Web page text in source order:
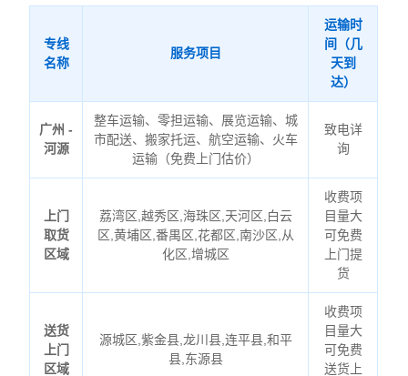
专线
名称
服务项目
运输时
间（几
天到
达）
广州 -
河源
整车运输、零担运输、展览运输、城
市配送、搬家托运、航空运输、火车
运输（免费上门估价）
致电详
询
上门
取货
区域
荔湾区,越秀区,海珠区,天河区,白云
区,黄埔区,番禺区,花都区,南沙区,从
化区,增城区
收费项
目量大
可免费
上门提
货
送货
上门
区域
源城区,紫金县,龙川县,连平县,和平
县,东源县
收费项
目量大
可免费
送货上